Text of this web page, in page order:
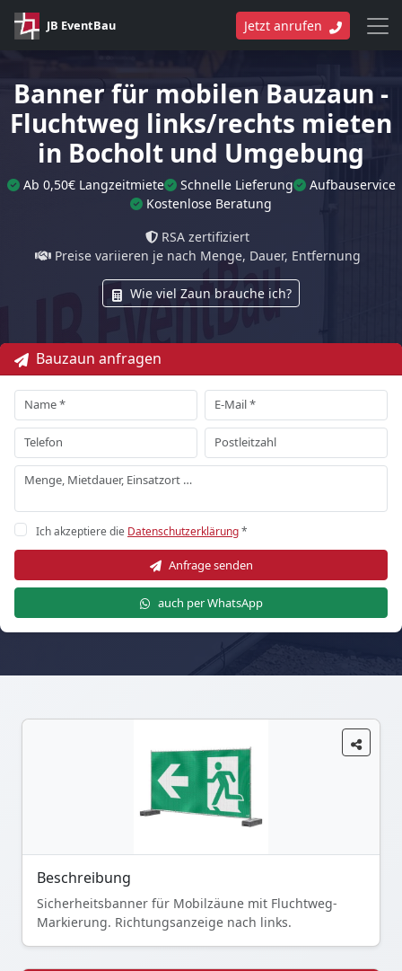
JB EventBau Jetzt anrufen
Banner für mobilen Bauzaun -
Fluchtweg links/rechts mieten
in Bocholt und Umgebung
Ab 0,50€ Langzeitmiete Schnelle Lieferung
Aufbauservice
Kostenlose Beratung
RSA zertifiziert
Preise variieren je nach Menge, Dauer, Entfernung
Wie viel Zaun brauche ich?
Bauzaun anfragen
Ich akzeptiere die Datenschutzerklärung*
Anfrage senden
auch per WhatsApp
Beschreibung
Sicherheitsbanner für Mobilzäune mit Fluchtweg-
Markierung. Richtungsanzeige nach links.